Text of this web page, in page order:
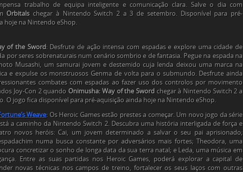
trabalho de equipa inteligente e comunicação clara. Salve o dia com
Orbitalschegar à Nintendo Switch 2 a 3 de setembro. Disponível para pré-
hoje na Nintendo eShop.
of the Sword: Desfrute de ação intensa com espadas e explore uma cidade de
por seres sobrenaturais num cenário sombrio e de fantasia. Pegue na espada na
Musashi, um samurai jovem e destemido cuja lenda deixou uma marca na
e expulse os monstruosos Genma de volta para o submundo. Desfrute ainda
combates com espadas ao fazer uso dos controlos por movimento
Joy-Con 2 quando Onimusha: Way of the Sword chegar à Nintendo Switch 2 a
O jogo fica disponível para pré-aquisição ainda hoje na Nintendo eShop.
Weave: Os Heroic Games estão prestes a começar. Um novo jogo da série
a caminho da Nintendo Switch 2. Descubra uma história interligada de força e
novos heróis: Cai, um jovem determinado a salvar o seu pai aprisionado;
numa busca constante por adversários mais fortes; Theodora, uma
concretizar o sonho de longa data da sua terra natal; e Leda, uma música em
Entre as suas partidas nos Heroic Games, poderá explorar a capital de
novas técnicas nos campos de treino, fortalecer os seus laços com outras